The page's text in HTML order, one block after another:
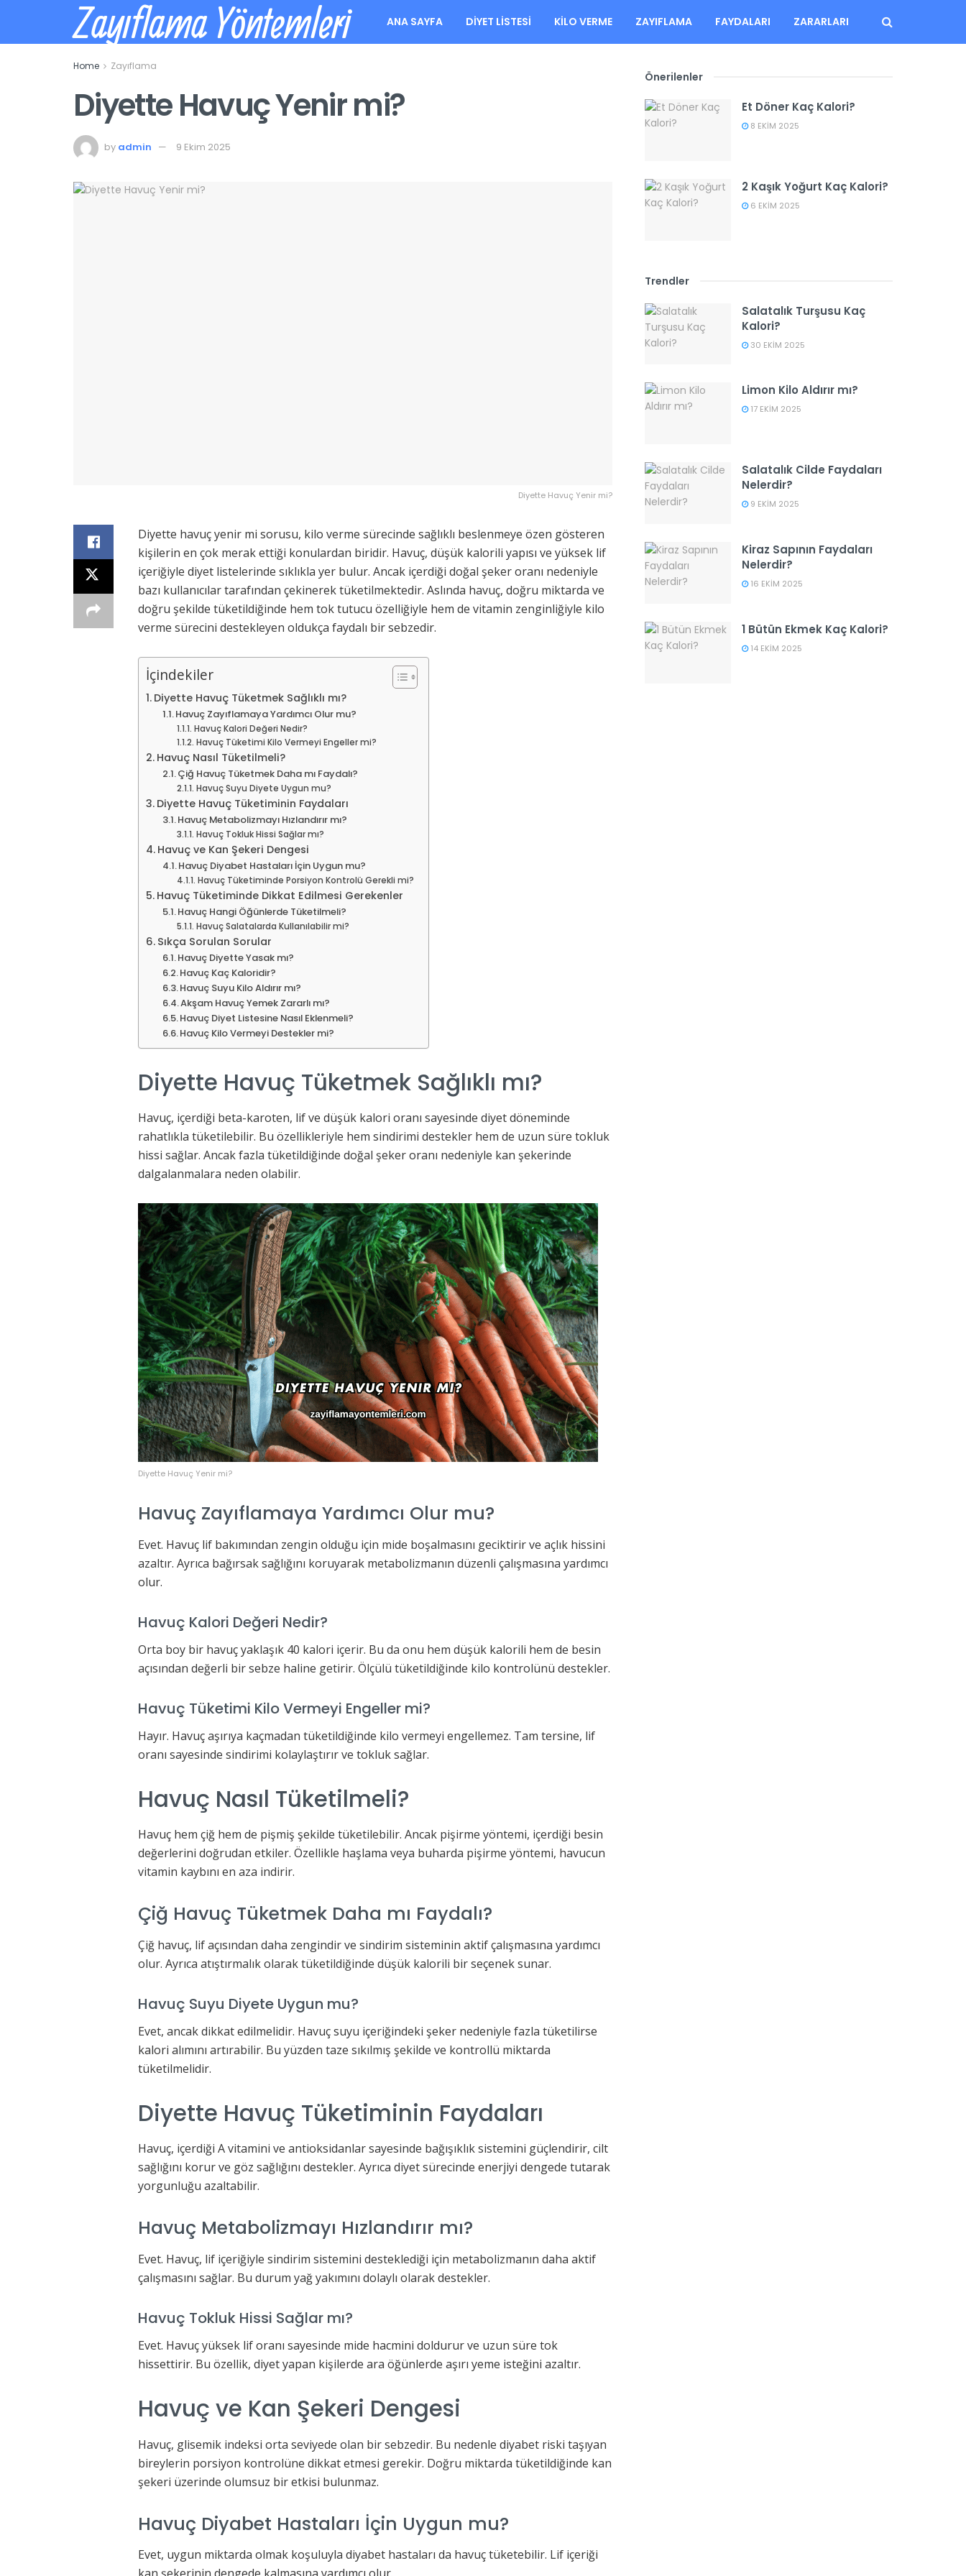
Zayıflama Yöntemleri ANA SAYFA DIYET LISTESI KILO VERME ZAYIFLAMA FAYDALARI ZARARLARI
Home Zayıflama
Diyette Havuç Yenir mi?
by admin 9 Ekim 2025
Diyette Havuç Yenir mi?
Diyette havuç yenir mi sorusu, kilo verme sürecinde sağlıklı beslenmeye özen gösteren
kişilerin en çok merak ettiği konulardan biridir. Havuç, düşük kalorili yapısı ve yüksek lif
içeriğiyle diyet listelerinde sıklıkla yer bulur. Ancak içerdiği doğal şeker oranı nedeniyle
bazı kullanıcılar tarafından çekinerek tüketilmektedir. Aslında havuç, doğru miktarda ve
doğru şekilde tüketildiğinde hem tok tutucu özelliğiyle hem de vitamin zenginliğiyle kilo
verme sürecini destekleyen oldukça faydalı bir sebzedir.
İçindekiler
Diyette Havuç Tüketmek Sağlıklı mı?
Havuç Zayıflamaya Yardımcı Olur mu?
Havuç Kalori Değeri Nedir?
Havuç Tüketimi Kilo Vermeyi Engeller mi?
Havuç Nasıl Tüketilmeli?
Çiğ Havuç Tüketmek Daha mı Faydalı?
Havuç Suyu Diyete Uygun mu?
Diyette Havuç Tüketiminin Faydaları
Havuç Metabolizmayı Hızlandırır mı?
Havuç Tokluk Hissi Sağlar mı?
Havuç ve Kan Şekeri Dengesi
Havuç Diyabet Hastaları İçin Uygun mu?
Havuç Tüketiminde Porsiyon Kontrolü Gerekli mi?
Havuç Tüketiminde Dikkat Edilmesi Gerekenler
Havuç Hangi Öğünlerde Tüketilmeli?
Havuç Salatalarda Kullanılabilir mi?
Sıkça Sorulan Sorular
Havuç Diyette Yasak mı?
Havuç Kaç Kaloridir?
Havuç Suyu Kilo Aldırır mı?
Akşam Havuç Yemek Zararlı mı?
Havuç Diyet Listesine Nasıl Eklenmeli?
Havuç Kilo Vermeyi Destekler mi?
Diyette Havuç Tüketmek Sağlıklı mı?
Havuç, içerdiği beta-karoten, lif ve düşük kalori oranı sayesinde diyet döneminde
rahatlıkla tüketilebilir. Bu özellikleriyle hem sindirimi destekler hem de uzun süre tokluk
hissi sağlar. Ancak fazla tüketildiğinde doğal şeker oranı nedeniyle kan şekerinde
dalgalanmalara neden olabilir.
Diyette Havuç Yenir mi?
Havuç Zayıflamaya Yardımcı Olur mu?
Evet. Havuç lif bakımından zengin olduğu için mide boşalmasını geciktirir ve açlık hissini
azaltır. Ayrıca bağırsak sağlığını koruyarak metabolizmanın düzenli çalışmasına yardımcı
olur.
Havuç Kalori Değeri Nedir?
Orta boy bir havuç yaklaşık 40 kalori içerir. Bu da onu hem düşük kalorili hem de besin
açısından değerli bir sebze haline getirir. Ölçülü tüketildiğinde kilo kontrolünü destekler.
Havuç Tüketimi Kilo Vermeyi Engeller mi?
Hayır. Havuç aşırıya kaçmadan tüketildiğinde kilo vermeyi engellemez. Tam tersine, lif
oranı sayesinde sindirimi kolaylaştırır ve tokluk sağlar.
Havuç Nasıl Tüketilmeli?
Havuç hem çiğ hem de pişmiş şekilde tüketilebilir. Ancak pişirme yöntemi, içerdiği besin
değerlerini doğrudan etkiler. Özellikle haşlama veya buharda pişirme yöntemi, havucun
vitamin kaybını en aza indirir.
Çiğ Havuç Tüketmek Daha mı Faydalı?
Çiğ havuç, lif açısından daha zengindir ve sindirim sisteminin aktif çalışmasına yardımcı
olur. Ayrıca atıştırmalık olarak tüketildiğinde düşük kalorili bir seçenek sunar.
Havuç Suyu Diyete Uygun mu?
Evet, ancak dikkat edilmelidir. Havuç suyu içeriğindeki şeker nedeniyle fazla tüketilirse
kalori alımını artırabilir. Bu yüzden taze sıkılmış şekilde ve kontrollü miktarda
tüketilmelidir.
Diyette Havuç Tüketiminin Faydaları
Havuç, içerdiği A vitamini ve antioksidanlar sayesinde bağışıklık sistemini güçlendirir, cilt
sağlığını korur ve göz sağlığını destekler. Ayrıca diyet sürecinde enerjiyi dengede tutarak
yorgunluğu azaltabilir.
Havuç Metabolizmayı Hızlandırır mı?
Evet. Havuç, lif içeriğiyle sindirim sistemini desteklediği için metabolizmanın daha aktif
çalışmasını sağlar. Bu durum yağ yakımını dolaylı olarak destekler.
Havuç Tokluk Hissi Sağlar mı?
Evet. Havuç yüksek lif oranı sayesinde mide hacmini doldurur ve uzun süre tok
hissettirir. Bu özellik, diyet yapan kişilerde ara öğünlerde aşırı yeme isteğini azaltır.
Havuç ve Kan Şekeri Dengesi
Havuç, glisemik indeksi orta seviyede olan bir sebzedir. Bu nedenle diyabet riski taşıyan
bireylerin porsiyon kontrolüne dikkat etmesi gerekir. Doğru miktarda tüketildiğinde kan
şekeri üzerinde olumsuz bir etkisi bulunmaz.
Havuç Diyabet Hastaları İçin Uygun mu?
Evet, uygun miktarda olmak koşuluyla diyabet hastaları da havuç tüketebilir. Lif içeriği
Önerilenler
Et Döner Kaç Kalori?
8 EKIM 2025
2 Kaşık Yoğurt Kaç Kalori?
6 EKIM 2025
Trendler
Salatalık Turşusu Kaç
Kalori?
30 EKIM 2025
Limon Kilo Aldırır mı?
17 EKIM 2025
Salatalık Cilde Faydaları
Nelerdir?
9 EKIM 2025
Kiraz Sapının Faydaları
Nelerdir?
16 EKIM 2025
1 Bütün Ekmek Kaç Kalori?
14 EKIM 2025